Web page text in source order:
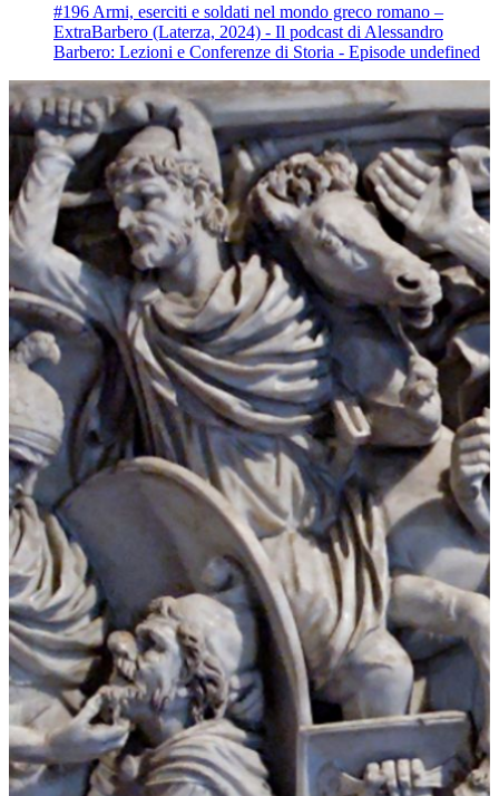
#196 Armi, eserciti e soldati nel mondo greco romano –
ExtraBarbero (Laterza, 2024) - Il podcast di Alessandro
Barbero: Lezioni e Conferenze di Storia - Episode undefined